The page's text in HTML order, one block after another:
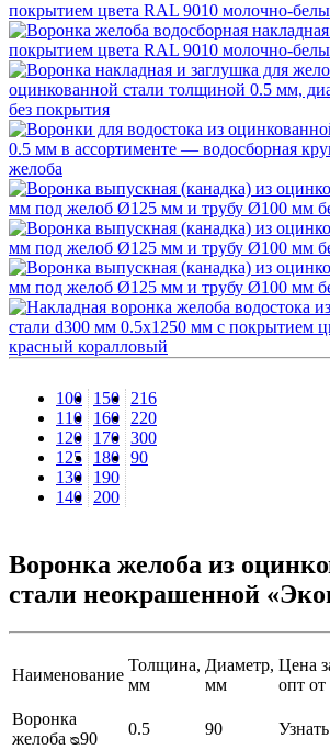
100
110
120
125
130
140
150
160
170
180
190
200
216
220
300
90
Воронка желоба из
стали неокрашенной
Наименование
Толщина,
мм
Диаметр,
мм
Цена
опт
Воронка
желоба ᴓ90
0.5 90